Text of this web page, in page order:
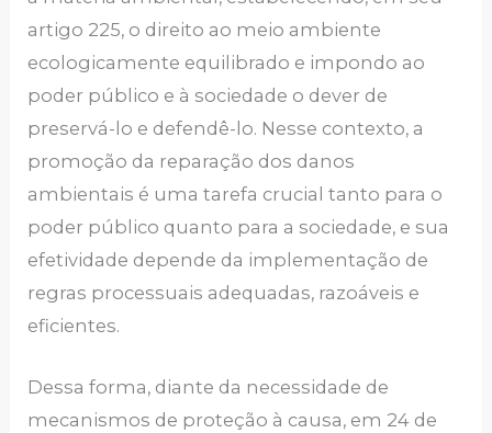
artigo 225, o direito ao meio ambiente
ecologicamente equilibrado e impondo ao
poder público e à sociedade o dever de
preservá-lo e defendê-lo. Nesse contexto, a
promoção da reparação dos danos
ambientais é uma tarefa crucial tanto para o
poder público quanto para a sociedade, e sua
efetividade depende da implementação de
regras processuais adequadas, razoáveis e
eficientes.
Dessa forma, diante da necessidade de
mecanismos de proteção à causa, em 24 de